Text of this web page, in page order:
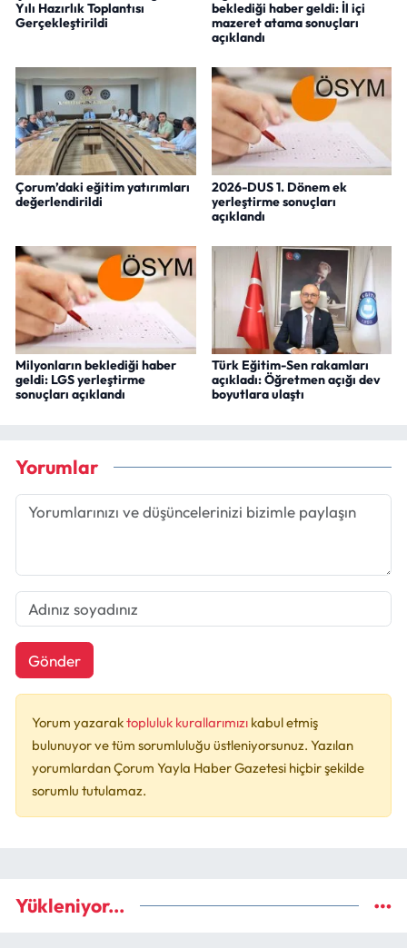
Yılı Hazırlık Toplantısı
Gerçekleştirildi
beklediği haber geldi: İl içi
mazeret atama sonuçları
açıklandı
Çorum’daki eğitim yatırımları
değerlendirildi
2026-DUS 1. Dönem ek
yerleştirme sonuçları
açıklandı
Milyonların beklediği haber
geldi: LGS yerleştirme
sonuçları açıklandı
Türk Eğitim-Sen rakamları
açıkladı: Öğretmen açığı dev
boyutlara ulaştı
Yorumlar
Gönder
Yorum yazaraktopluluk kurallarımızı kabul etmiş
bulunuyor ve tüm sorumluluğu üstleniyorsunuz. Yazılan
yorumlardan Çorum Yayla Haber Gazetesi hiçbir şekilde
sorumlu tutulamaz.
Yükleniyor...